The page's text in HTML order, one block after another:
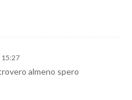
15:27
almeno spero